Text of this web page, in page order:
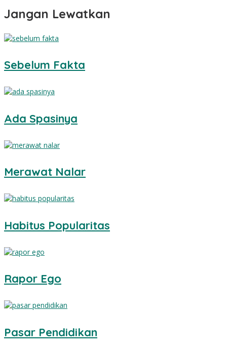
Jangan Lewatkan
Sebelum Fakta
Ada Spasinya
Merawat Nalar
Habitus Popularitas
Rapor Ego
Pasar Pendidikan